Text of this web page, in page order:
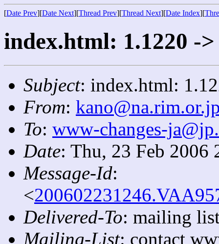
[Date Prev][Date Next][Thread Prev][Thread Next][Date Index][
index.html: 1.1220 ->
Subject: index.html:
From:
To: www-changes-
Date: Thu, 23 Feb 2006
Message-Id:
<
Delivered-To: mailing
Mailing-List: contact